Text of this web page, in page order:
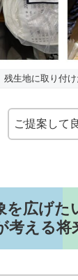
残生地に取り付
ご提案して
を広げた
考える将